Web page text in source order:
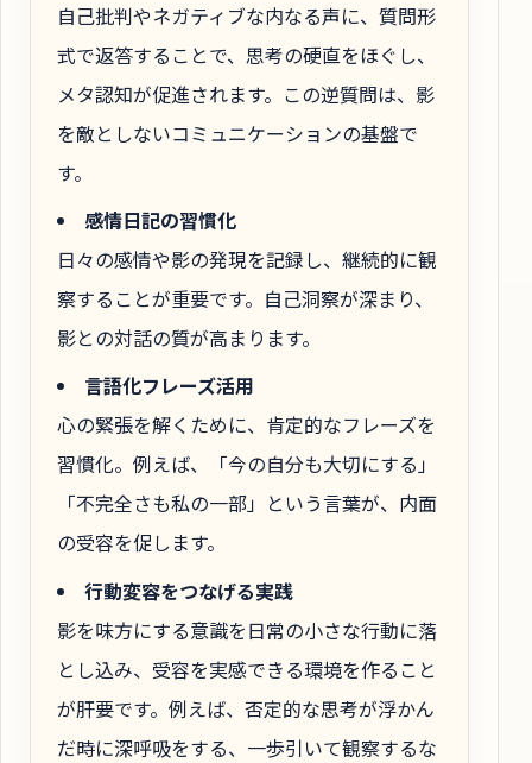
自己批判やネガティブな内なる声に、質問形
式で返答することで、思考の硬直をほぐし、
メタ認知が促進されます。この逆質問は、影
を敵としないコミュニケーションの基盤で
す。
感情日記の習慣化
日々の感情や影の発現を記録し、継続的に観
察することが重要です。自己洞察が深まり、
影との対話の質が高まります。
言語化フレーズ活用
心の緊張を解くために、肯定的なフレーズを
習慣化。例えば、「今の自分も大切にする」
「不完全さも私の一部」という言葉が、内面
の受容を促します。
行動変容をつなげる実践
影を味方にする意識を日常の小さな行動に落
とし込み、受容を実感できる環境を作ること
が肝要です。例えば、否定的な思考が浮かん
だ時に深呼吸をする、一歩引いて観察するな